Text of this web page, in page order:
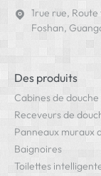
1rue rue,
Foshan,
Des produits
Cabines de
Receveurs de
Panneaux muraux
Baignoires
Toilettes